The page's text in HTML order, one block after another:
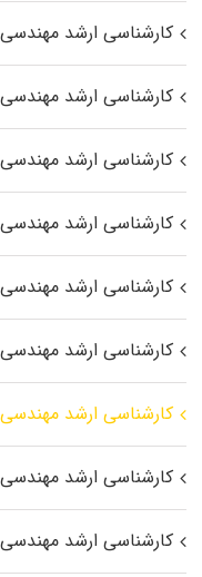
کارشناسی ارشد
کارشناسی ارشد
کارشناسی ارشد مهندسی
کارشناسی ارشد
کارشناسی ارشد
کارشناسی ارشد
کارشناسی ارشد
کارشناسی ارشد
کارشناسی ارشد